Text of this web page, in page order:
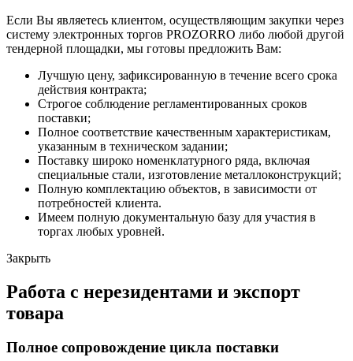
Если Вы являетесь клиентом, осуществляющим закупки через
систему электронных торгов PROZORRO либо любой другой
тендерной площадки, мы готовы предложить Вам:
Лучшую цену, зафиксированную в течение всего срока
действия контракта;
Строгое соблюдение регламентированных сроков
поставки;
Полное соответствие качественным характеристикам,
указанным в техническом задании;
Поставку широко номенклатурного ряда, включая
специальные стали, изготовление металлоконструкций;
Полную комплектацию объектов, в зависимости от
потребностей клиента.
Имеем полную документальную базу для участия в
торгах любых уровней.
Закрыть
Работа с нерезидентами и экспорт
товара
Полное сопровождение цикла поставки